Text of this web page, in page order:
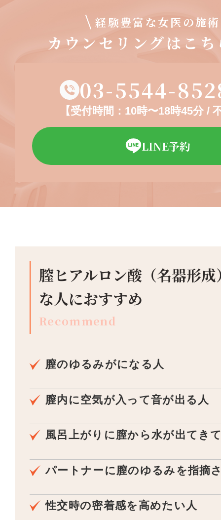
経験豊富な女医の施術
カウンセリングはこ
03-5544-
【受付時間：10時〜18時45分 /
LINE予約
膣ヒアルロン酸（名器形
な人におすすめ
Recommend
膣のゆるみがになる人
膣内に空気が入って音が出る人
風呂上がりに膣から水が出てき
パートナーに膣のゆるみを指摘
性交時の密着感を高めたい人